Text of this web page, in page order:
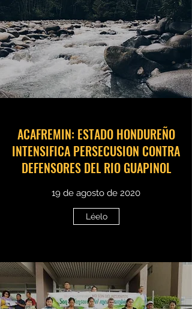
ACAFREMIN: ESTADO HONDUREÑO
INTENSIFICA PERSECUSION CONTRA
DEFENSORES DEL RIO GUAPINOL
19 de agosto de 2020
Léelo